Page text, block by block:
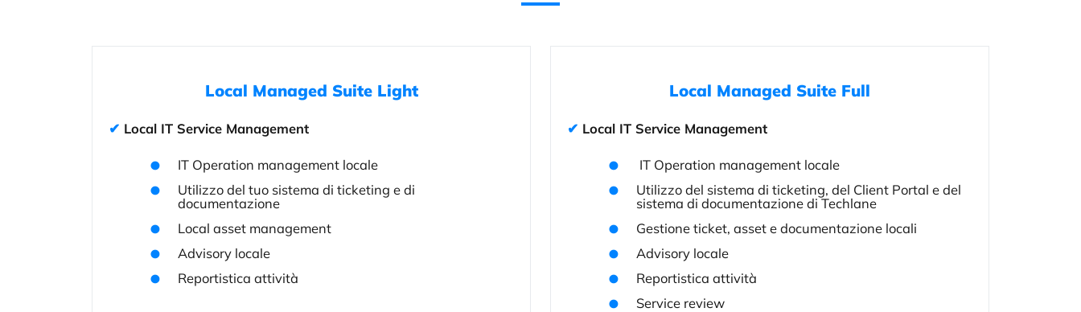
Local Managed Suite Light
✔ Local IT Service Management
IT Operation management locale
Utilizzo del tuo sistema di ticketing e di
documentazione
Local asset management
Advisory locale
Reportistica attività
Local Managed Suite Full
✔ Local IT Service Management
IT Operation management locale
Utilizzo del sistema di ticketing, del Client Portal e del
sistema di documentazione di Techlane
Gestione ticket, asset e documentazione locali
Advisory locale
Reportistica attività
Service review